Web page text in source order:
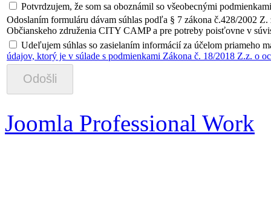
Potvrdzujem, že som sa oboznámil so všeobecnými
Odoslaním formuláru dávam súhlas podľa § 7 zákona č.428/2002
Občianskeho združenia CITY CAMP a pre potreby poisťovne v
Udeľujem súhlas so zasielaním informácií za účelom priameho
údajov, ktorý je v súlade s podmienkami Zákona č. 18/2018 Z.z. o
Joomla Professional Work